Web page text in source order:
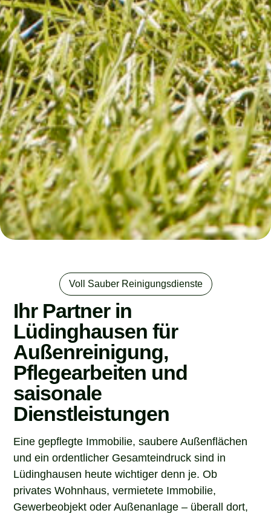
Voll Sauber Reinigungsdienste
Ihr Partner in
Lüdinghausen für
Außenreinigung,
Pflegearbeiten und
saisonale
Dienstleistungen
Eine gepflegte Immobilie, saubere Außenflächen
und ein ordentlicher Gesamteindruck sind in
Lüdinghausen heute wichtiger denn je. Ob
privates Wohnhaus, vermietete Immobilie,
Gewerbeobjekt oder Außenanlage – überall dort,